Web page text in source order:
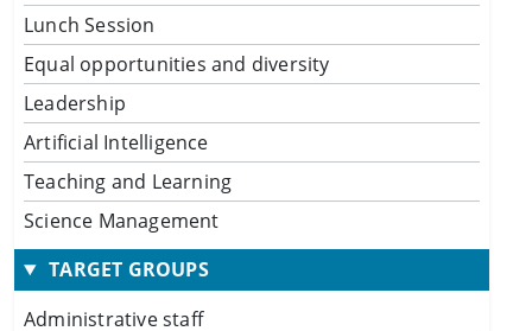
Lunch Session
Equal opportunities and diversity
Leadership
Artificial Intelligence
Teaching and Learning
Science Management
TARGET GROUPS
Administrative staff